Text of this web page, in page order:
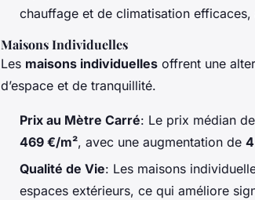
chauffage et de climatisation
Maisons Individuelles
Les maisons individuelles offrent une
d’espace et de tranquillité.
Prix au Mètre Carré: Le prix médian
469 €/m², avec une augmentation de
Qualité de Vie: Les maisons
espaces extérieurs, ce qui améliore